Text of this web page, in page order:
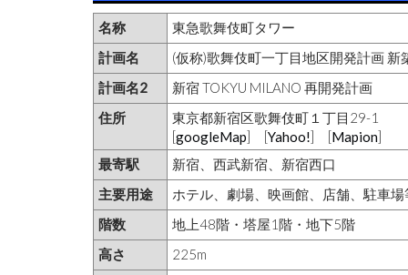
名称
東急歌舞伎町タワー
計画名
(仮称)歌舞伎町一丁目地区開発計画 新
計画名2
新宿 TOKYU MILANO 再開発計画
住所
東京都新宿区歌舞伎町１丁目29-1
[googleMap] [Yahoo!] [Mapion]
最寄駅
新宿、西武新宿、新宿西口
主要用途
ホテル、劇場、映画館、店舗、駐車場
階数
地上48階・塔屋1階・地下5階
高さ
225m